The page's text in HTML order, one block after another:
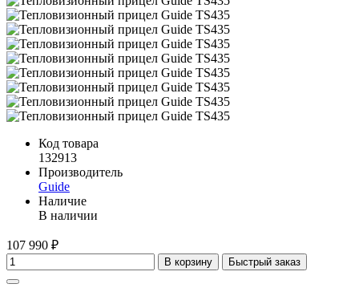
Код товара
132913
Производитель
Guide
Наличие
В наличии
107 990 ₽
В корзину Быстрый заказ